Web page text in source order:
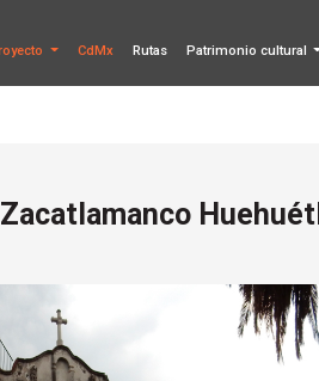
CdMx Rutas Patrimonio cultural
Huehuétl